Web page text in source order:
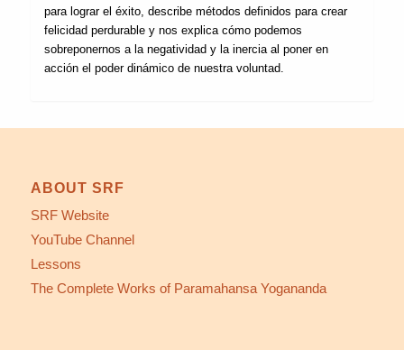
para lograr el éxito, describe métodos definidos para crear
felicidad perdurable y nos explica cómo podemos
sobreponernos a la negatividad y la inercia al poner en
acción el poder dinámico de nuestra voluntad.
ABOUT SRF
SRF Website
YouTube Channel
Lessons
The Complete Works of Paramahansa Yogananda